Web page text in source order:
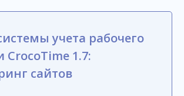
учета рабочего
CrocoTime 1.7:
сайтов